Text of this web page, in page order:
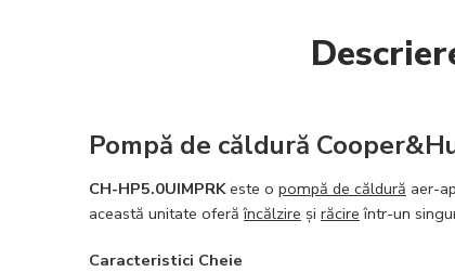
Pompă de căldură
CH-HP5.0UIMPRKeste o pompă de căldură aer-
această unitate oferăîncălzire și răcire într-un
Caracteristici Cheie